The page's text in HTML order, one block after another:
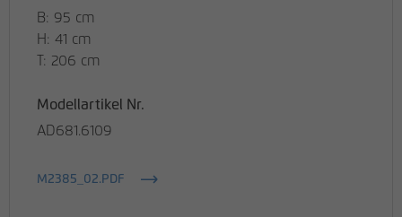
B: 95 cm
H: 41 cm
T: 206 cm
Modellartikel Nr.
AD681.6109
M2385_02.PDF